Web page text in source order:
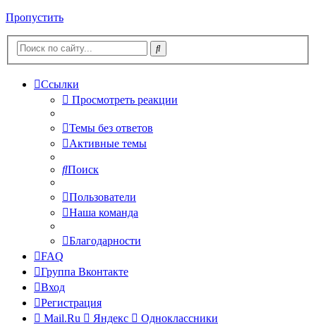
Пропустить
Ссылки
Просмотреть реакции
Темы без ответов
Активные темы
Поиск
Пользователи
Наша команда
Благодарности
FAQ
Группа Вконтакте
Вход
Регистрация
Mail.Ru
Яндекс Одноклассники